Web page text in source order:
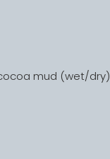
mud (wet/dry)